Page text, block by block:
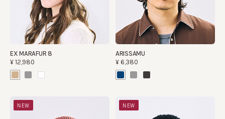
EX MARAFUR 8
¥12,980
ARISSAMU
¥6,380
NEW NEW